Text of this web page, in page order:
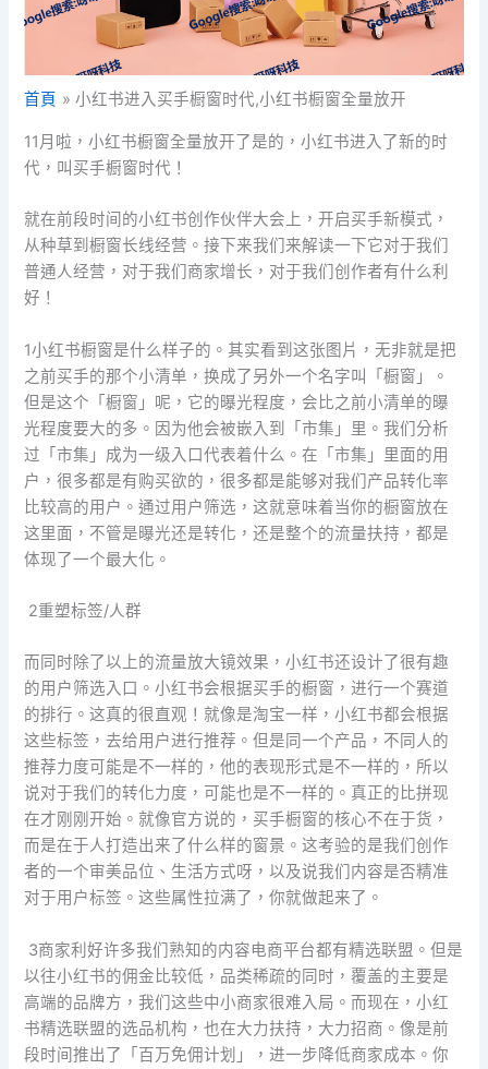
首頁 小红书进入买手橱窗时代,小红书橱窗全量放开
11月啦，小红书橱窗全量放开了是的，小红书进入了新的时
代，叫买手橱窗时代！
就在前段时间的小红书创作伙伴大会上，开启买手新模式，
从种草到橱窗长线经营。接下来我们来解读一下它对于我们
普通人经营，对于我们商家增长，对于我们创作者有什么利
好！
1小红书橱窗是什么样子的。其实看到这张图片，无非就是把
之前买手的那个小清单，换成了另外一个名字叫「橱窗」。
但是这个「橱窗」呢，它的曝光程度，会比之前小清单的曝
光程度要大的多。因为他会被嵌入到「市集」里。我们分析
过「市集」成为一级入口代表着什么。在「市集」里面的用
户，很多都是有购买欲的，很多都是能够对我们产品转化率
比较高的用户。通过用户筛选，这就意味着当你的橱窗放在
这里面，不管是曝光还是转化，还是整个的流量扶持，都是
体现了一个最大化。
2重塑标签/人群
而同时除了以上的流量放大镜效果，小红书还设计了很有趣
的用户筛选入口。小红书会根据买手的橱窗，进行一个赛道
的排行。这真的很直观！就像是淘宝一样，小红书都会根据
这些标签，去给用户进行推荐。但是同一个产品，不同人的
推荐力度可能是不一样的，他的表现形式是不一样的，所以
说对于我们的转化力度，可能也是不一样的。真正的比拼现
在才刚刚开始。就像官方说的，买手橱窗的核心不在于货，
而是在于人打造出来了什么样的窗景。这考验的是我们创作
者的一个审美品位、生活方式呀，以及说我们内容是否精准
对于用户标签。这些属性拉满了，你就做起来了。
3商家利好许多我们熟知的内容电商平台都有精选联盟。但是
以往小红书的佣金比较低，品类稀疏的同时，覆盖的主要是
高端的品牌方，我们这些中小商家很难入局。而现在，小红
书精选联盟的选品机构，也在大力扶持，大力招商。像是前
段时间推出了「百万免佣计划」，进一步降低商家成本。你